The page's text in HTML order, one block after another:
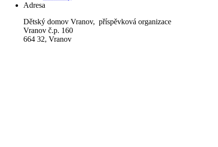
Adresa
Dětský domov Vranov, příspěvková organizace
Vranov č.p. 160
664 32, Vranov